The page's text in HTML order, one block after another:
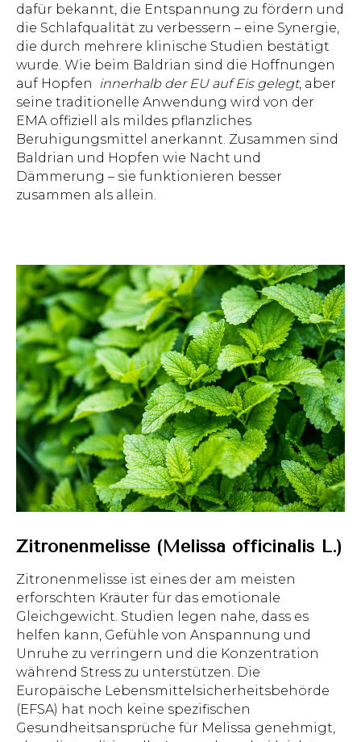
dafür bekannt, die Entspannung zu fördern und
die Schlafqualität zu verbessern – eine Synergie,
die durch mehrere klinische Studien bestätigt
wurde. Wie beim Baldrian sind die Hoffnungen
auf Hopfen innerhalb der EU auf Eis gelegt, aber
seine traditionelle Anwendung wird von der
EMA offiziell als mildes pflanzliches
Beruhigungsmittel anerkannt. Zusammen sind
Baldrian und Hopfen wie Nacht und
Dämmerung – sie funktionieren besser
zusammen als allein.
Zitronenmelisse (Melissa officinalis L.)
Zitronenmelisse ist eines der am meisten
erforschten Kräuter für das emotionale
Gleichgewicht. Studien legen nahe, dass es
helfen kann, Gefühle von Anspannung und
Unruhe zu verringern und die Konzentration
während Stress zu unterstützen. Die
Europäische Lebensmittelsicherheitsbehörde
(EFSA) hat noch keine spezifischen
Gesundheitsansprüche für Melissa genehmigt,